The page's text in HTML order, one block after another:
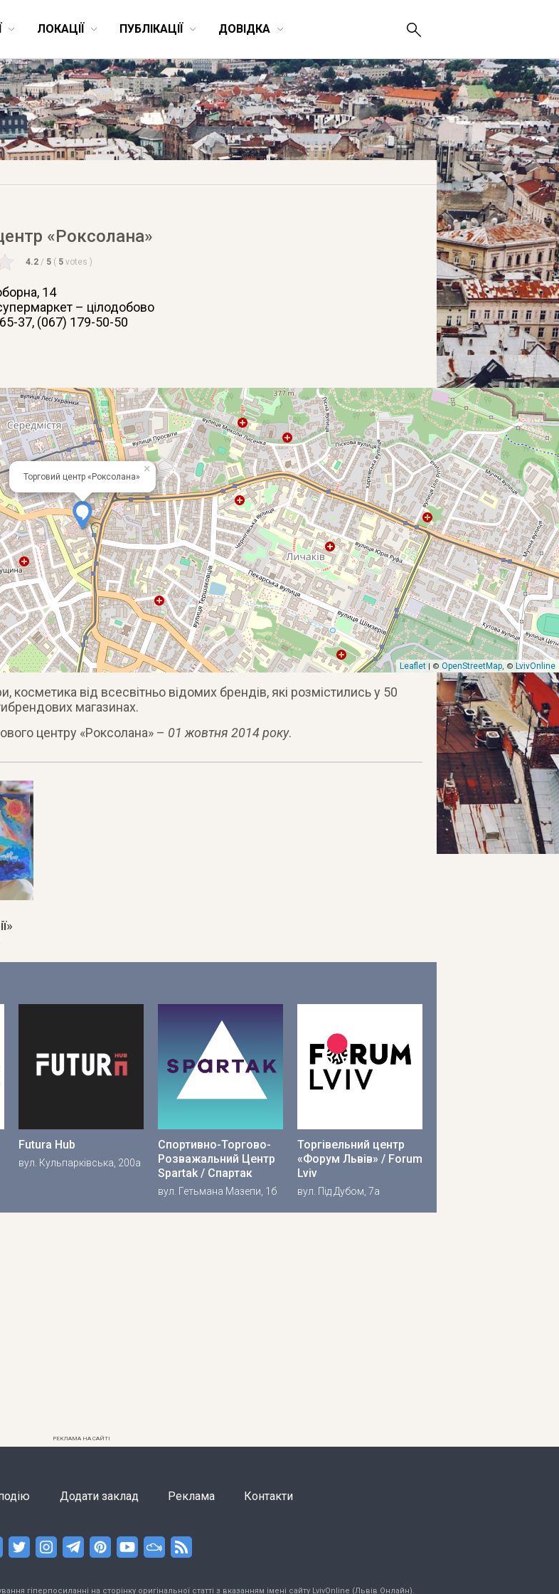
ЛОКАЦІЇ ПУБЛІКАЦІЇ ДОВІДКА
«Роксолана»
4.2 / 5 ( 5 votes )
14
– цілодобово
37, (067) 179-50-50
Торговий центр «Роксолана»
×
Leaflet| © OpenStreetMap, © LvivOnline
косметика від всесвітньо відомих брендів, які розмістились у 50
магазинах.
центру «Роксолана» – 01 жовтня 2014 року.
Futura Hub
вул. Кульпарківська, 200а
Спортивно-Торгово-
Розважальний Центр
Spartak / Спартак
вул. Гетьмана Мазепи, 1б
Торгівельний центр
«Форум Львів» / Forum
Lviv
вул. Під Дубом, 7а
РЕКЛАМА НА САЙТІ
Додати заклад Реклама Контакти
гіперпосиланні на сторінку оригінальної статті з вказанням імені сайту LvivOnline (Львів Онлайн).